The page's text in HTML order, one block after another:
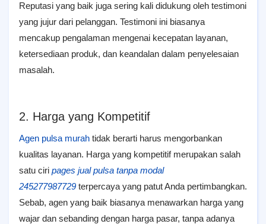
Reputasi yang baik juga sering kali didukung oleh testimoni
yang jujur dari pelanggan. Testimoni ini biasanya
mencakup pengalaman mengenai kecepatan layanan,
ketersediaan produk, dan keandalan dalam penyelesaian
masalah.
2. Harga yang Kompetitif
Agen pulsa murah tidak berarti harus mengorbankan
kualitas layanan. Harga yang kompetitif merupakan salah
satu ciri pages jual pulsa tanpa modal
245277987729 terpercaya yang patut Anda pertimbangkan.
Sebab, agen yang baik biasanya menawarkan harga yang
wajar dan sebanding dengan harga pasar, tanpa adanya